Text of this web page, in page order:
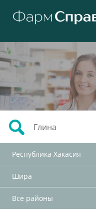
Республика Хакасия
Шира
Все районы